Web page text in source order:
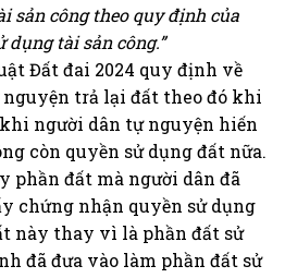
sản công theo quy định của
dụng tài sản công.”
Đất đai 2024 quy định về
trả lại đất theo đó khi
người dân tự nguyện hiến
còn quyền sử dụng đất nữa.
phần đất mà người dân đã
chứng nhận quyền sử dụng
này thay vì là phần đất sử
đã đưa vào làm phần đất sử